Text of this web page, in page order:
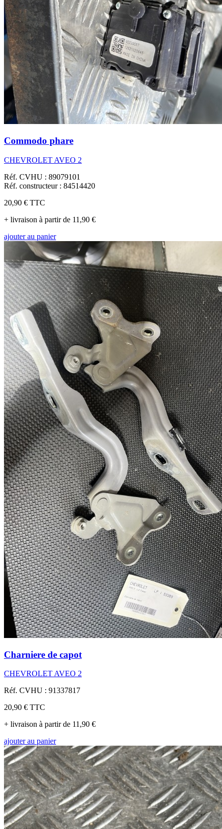
Commodo phare
CHEVROLET AVEO 2
Réf. CVHU : 89079101
Réf. constructeur : 84514420
20,90 € TTC
+ livraison à partir de 11,90 €
ajouter au panier
Charniere de capot
CHEVROLET AVEO 2
Réf. CVHU : 91337817
20,90 € TTC
+ livraison à partir de 11,90 €
ajouter au panier